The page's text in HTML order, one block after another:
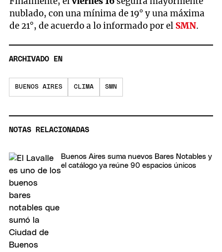
nublado, con una mínima de 19° y una máxima
de 21°, de acuerdo a lo informado por el SMN.
ARCHIVADO EN
BUENOS AIRES CLIMA SMN
NOTAS RELACIONADAS
Buenos Aires suma nuevos Bares Notables y
el catálogo ya reúne 90 espacios únicos